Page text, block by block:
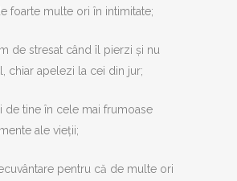
foarte multe ori în intimitate;
de stresat când îl pierzi și nu
chiar apelezi la cei din jur;
de tine în cele mai frumoase
ale vieții;
pentru că de multe ori